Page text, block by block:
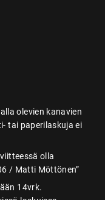
olevien kanavien
tai paperilaskuja ei
olla
/ Matti Möttönen”
14vrk.